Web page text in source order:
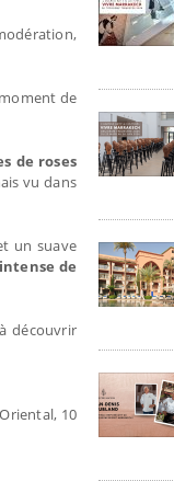
de
de roses
vu dans
un suave
de
découvrir
10